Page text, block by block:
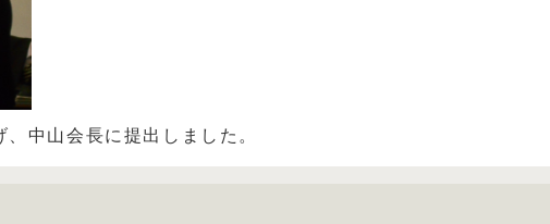
中山会長に提出しました。